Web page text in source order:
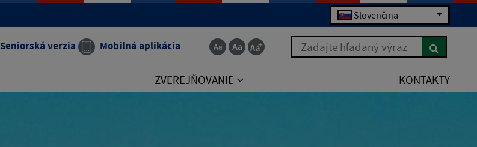
Slovenčina
Seniorská verzia Mobilná aplikácia Zadajte hľadaný výraz
ZVEREJŇOVANIE KONTAKTY